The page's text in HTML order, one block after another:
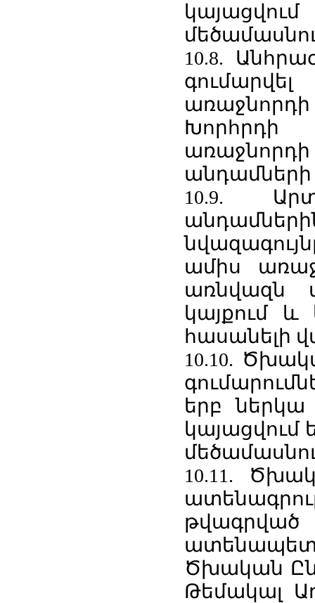
10.8.
անդամների
10.9.
ամիս առաջ
առնվազն
կայքում և
հասանելի
10.10.
երբ ներկա
կայացվում
10.11.
Ծխական
Թեմակալ